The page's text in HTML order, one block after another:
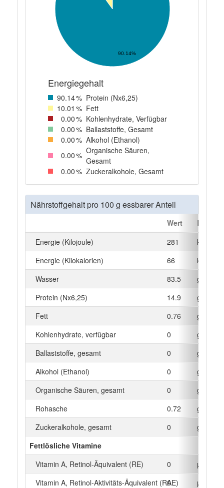
90.14%
Energiegehalt
90.14% Protein (Nx6,25)
10.01 % Fett
0.00% Kohlenhydrate, Verfügbar
0.00% Ballaststoffe, Gesamt
0.00% Alkohol (Ethanol)
0.00% Organische Säuren,
Gesamt
0.00% Zuckeralkohole, Gesamt
Nährstoffgehalt pro 100 g essbarer Anteil
Wert
Einheit
Energie (Kilojoule)
281
kJ
Energie (Kilokalorien)
66
kcal
Wasser
83.5
g
Protein (Nx6,25)
14.9
g
Fett
0.76
g
Kohlenhydrate, verfügbar
0
g
Ballaststoffe, gesamt
0
g
Alkohol (Ethanol)
0
g
Organische Säuren, gesamt
0
g
Rohasche
0.72
g
Zuckeralkohole, gesamt
0
g
Fettlösliche Vitamine
Vitamin A, Retinol-Äquivalent (RE)
0
µg
Vitamin A, Retinol-Aktivitäts-Äquivalent (RAE)
0
µg